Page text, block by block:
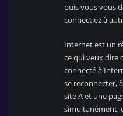
puis vous vous
connectiez à
Internet est un
ce qui veux dire
connecté à
se reconnecter,
site A et une
simultanément,